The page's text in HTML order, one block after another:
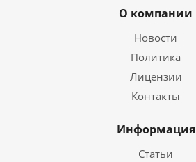
О компании
Новости
Политика
Лицензии
Контакты
Информация
Статьи